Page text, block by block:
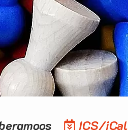
ICS/iCal